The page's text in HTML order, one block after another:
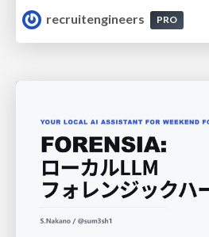
recruitengineers
PRO